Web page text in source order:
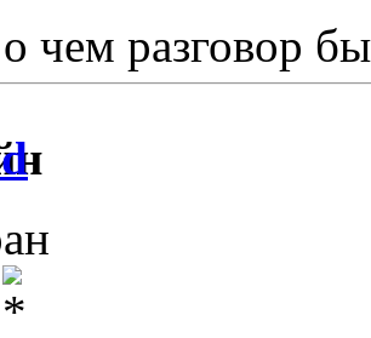
чем разговор